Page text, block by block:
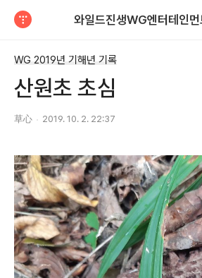
WG 2019년 기해년 기록
산원초 초심
草心 2019. 10. 2. 22:37